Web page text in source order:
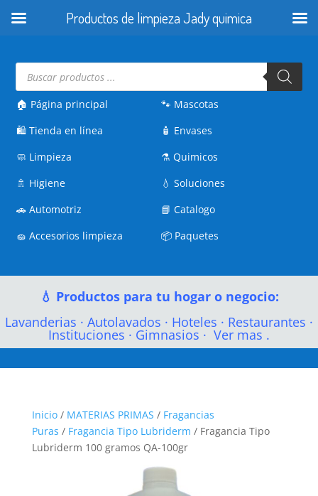
Búsqueda
productos
🏠 Página principal
🛍️Tienda en línea
🧼 Limpieza
🚿 Higiene
🚗Automotriz
🧽Accesorios limpieza
🐾 Mascotas
🧴 Envases
⚗️Quimicos
💧Soluciones
📘Catalogo
📦 Paquetes
💧 Productos para tu hogar o negocio:
Lavanderias · Autolavados · Hoteles · Restaurantes ·
Instituciones · Gimnasios · Ver mas .
Inicio/ MATERIAS PRIMAS / Fragancias
Puras / Fragancia Tipo Lubriderm / Fragancia Tipo
Lubriderm 100 gramos QA-100gr
Productos de limpieza Jady quimica